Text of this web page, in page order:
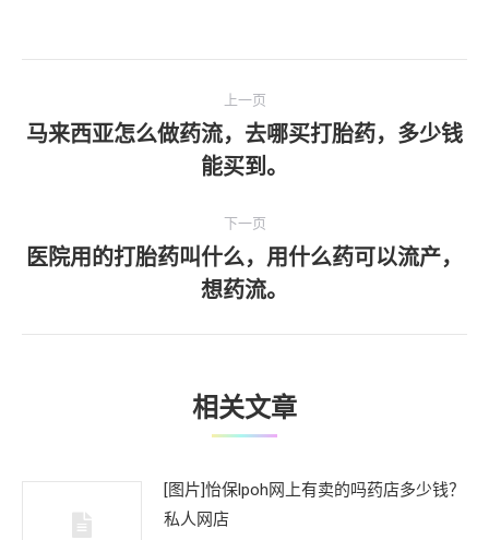
章
上一页
上
一
马来西亚怎么做药流，去哪买打胎药，多少钱
能买到。
下一页
下
一
文
医院用的打胎药叫什么，用什么药可以流产，
想药流。
相关文章
[图片]怡保lpoh网上有卖的吗药店多少钱？
私人网店